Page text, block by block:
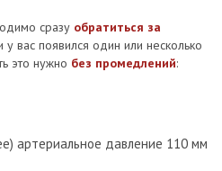
сразу обратиться за
у вас появился один или несколько
это нужно без промедлений:
артериальное давление 110 мм